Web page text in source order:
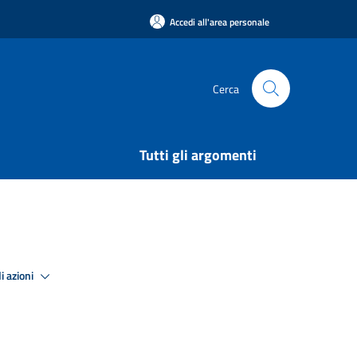
Accedi all'area personale
Cerca
Tutti gli argomenti
azioni